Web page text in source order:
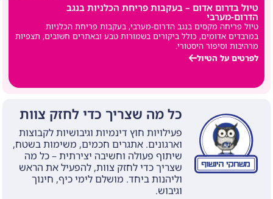
טיול בדרום אדום – בעקבות פריחת הכלניות בנגב
הדרום-מערבי
טיול פריחה מקסים בנגב הדרום-מערבי, בעקבות פריחת הכלניות
במרבדים אדומים, כולל ביקורים בשמורות טבע ובאתרים חשובים, תצפיות
מרהיבות וסיפור היסטורי.
לפרטים על הטיול
כל מה שצריך כדי לחזק צוות
פעילויות חוץ דינמיות וגיבושיות לקבוצות
וארגונים. אתגרים חכמים, משימות בשטח,
שיתוף פעולה וחשיבה יצירתית – כל מה
שצריך כדי לחזק צוות, להפעיל את הראש
וליהנות ביחד. מושלם לימי כיף, חינוך
וגיבוש.